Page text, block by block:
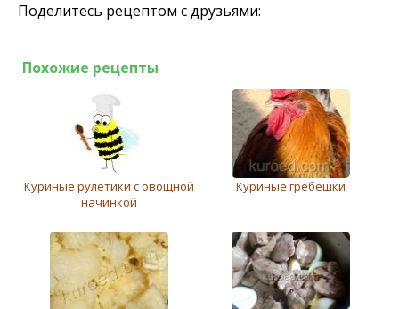
Поделитесь рецептом с друзьями:
Похожие рецепты
Куриные рулетики с овощной
начинкой
Куриные гребешки